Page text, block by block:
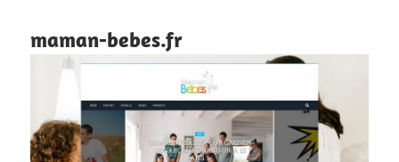
maman-bebes.fr